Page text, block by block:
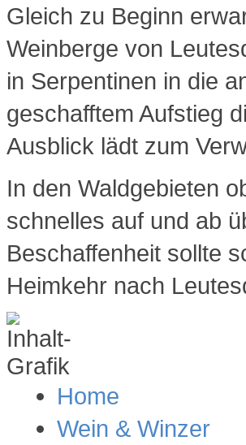
Gleich zu Beginn
Weinberge von
in Serpentinen in die
geschafftem Aufstieg
Ausblick lädt zum
In den Waldgebieten
schnelles auf und ab
Beschaffenheit sollte
Heimkehr nach
Home
Wein & Winzer